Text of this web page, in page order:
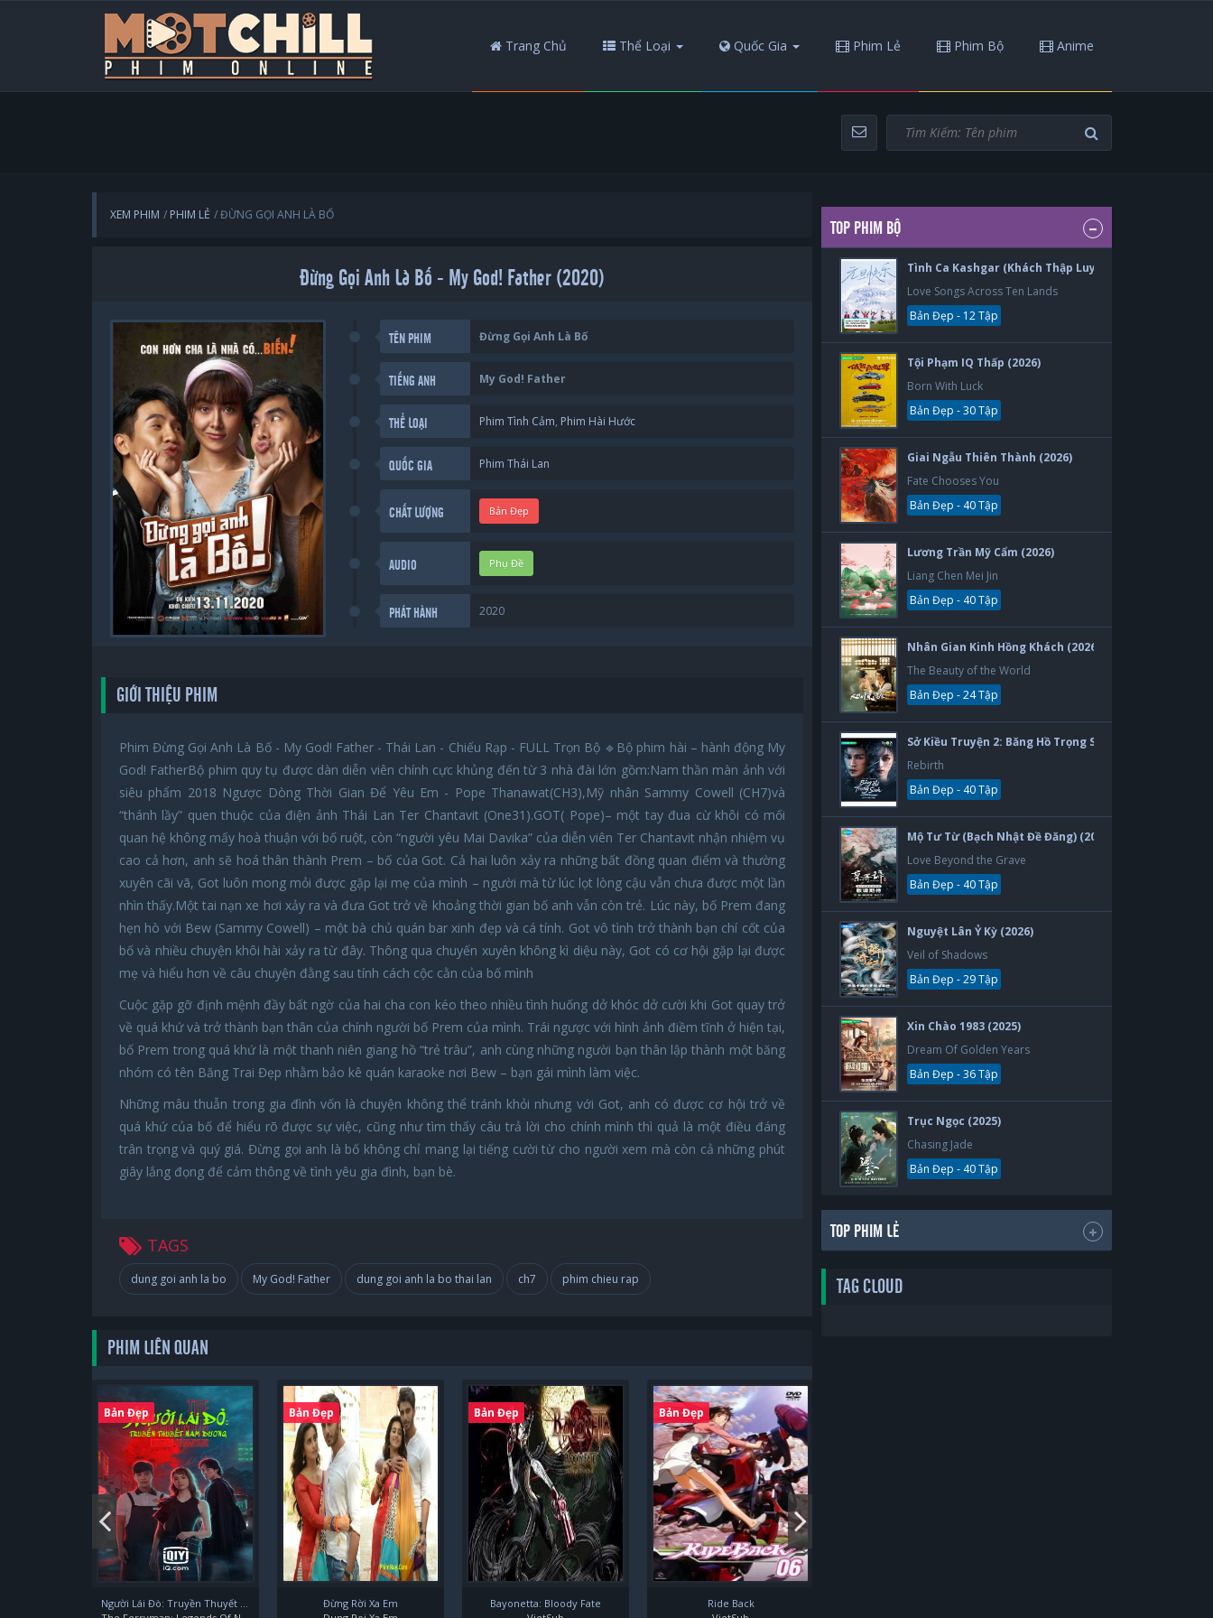
Trang Chủ Thể Loại Quốc Gia Phim Lẻ Phim Bộ Anime
XEM PHIM PHIM LẺ ĐỪNG GỌI ANH LÀ BỐ
Đừng Gọi Anh Là Bố - My God! Father (2020)
TÊN PHIM Đừng Gọi Anh Là Bố
TIẾNG ANH My God! Father
THỂ LOẠI Phim Tình Cảm, Phim Hài Hước
QUỐC GIA Phim Thái Lan
CHẤT LƯỢNG Bản Đẹp
AUDIO Phụ Đề
PHÁT HÀNH 2020
GIỚI THIỆU PHIM
Phim Đừng Gọi Anh Là Bố - My God! Father - Thái Lan - Chiếu Rạp - FULL Trọn Bộ 🔹️Bộ phim hài – hành động My
God! FatherBộ phim quy tụ được dàn diễn viên chính cực khủng đến từ 3 nhà đài lớn gồm:Nam thần màn ảnh với
siêu phẩm 2018 Ngược Dòng Thời Gian Để Yêu Em - Pope Thanawat(CH3),Mỹ nhân Sammy Cowell (CH7)và
“thánh lầy” quen thuộc của điện ảnh Thái Lan Ter Chantavit (One31).GOT( Pope)– một tay đua cừ khôi có mối
quan hệ không mấy hoà thuận với bố ruột, còn “người yêu Mai Davika” của diễn viên Ter Chantavit nhận nhiệm vụ
cao cả hơn, anh sẽ hoá thân thành Prem – bố của Got. Cả hai luôn xảy ra những bất đồng quan điểm và thường
xuyên cãi vã, Got luôn mong mỏi được gặp lại mẹ của mình – người mà từ lúc lọt lòng cậu vẫn chưa được một lần
nhìn thấy.Một tai nạn xe hơi xảy ra và đưa Got trở về khoảng thời gian bố anh vẫn còn trẻ. Lúc này, bố Prem đang
hẹn hò với Bew (Sammy Cowell) – một bà chủ quán bar xinh đẹp và cá tính. Got vô tình trở thành bạn chí cốt của
bố và nhiều chuyện khôi hài xảy ra từ đây. Thông qua chuyến xuyên không kì diệu này, Got có cơ hội gặp lại được
mẹ và hiểu hơn về câu chuyện đằng sau tính cách cộc cằn của bố mình
Cuộc gặp gỡ định mệnh đầy bất ngờ của hai cha con kéo theo nhiều tình huống dở khóc dở cười khi Got quay trở
về quá khứ và trở thành bạn thân của chính người bố Prem của mình. Trái ngược với hình ảnh điềm tĩnh ở hiện tại,
bố Prem trong quá khứ là một thanh niên giang hồ “trẻ trâu”, anh cùng những người bạn thân lập thành một băng
nhóm có tên Băng Trai Đẹp nhằm bảo kê quán karaoke nơi Bew – bạn gái mình làm việc.
Những mâu thuẫn trong gia đình vốn là chuyện không thể tránh khỏi nhưng với Got, anh có được cơ hội trở về
quá khứ của bố để hiểu rõ được sự việc, cũng như tìm thấy câu trả lời cho chính mình thì quả là một điều đáng
trân trọng và quý giá. Đừng gọi anh là bố không chỉ mang lại tiếng cười từ cho người xem mà còn cả những phút
giây lắng đọng để cảm thông về tình yêu gia đình, bạn bè.
TAGS
dung goi anh la bo My God! Father dung goi anh la bo thai lan ch7 phim chieu rap
PHIM LIÊN QUAN
Bản Đẹp Bản Đẹp
Đừng Rời Xa Em
Bản Đẹp
Bayonetta: Bloody Fate
Bản Đẹp
Ride Back
TOP PHIM BỘ
Tình Ca Kashgar (Khách Thập Luyến Ca) (2026)
Love Songs Across Ten Lands
Bản Đẹp - 12 Tập
Tội Phạm IQ Thấp (2026)
Born With Luck
Bản Đẹp - 30 Tập
Giai Ngẫu Thiên Thành (2026)
Fate Chooses You
Bản Đẹp - 40 Tập
Lương Trần Mỹ Cẩm (2026)
Liang Chen Mei Jin
Bản Đẹp - 40 Tập
Nhân Gian Kinh Hồng Khách (2026)
The Beauty of the World
Bản Đẹp - 24 Tập
Sở Kiều Truyện 2: Băng Hồ Trọng Sinh (2026)
Rebirth
Bản Đẹp - 40 Tập
Mộ Tư Từ (Bạch Nhật Đề Đăng) (2026)
Love Beyond the Grave
Bản Đẹp - 40 Tập
Nguyệt Lân Ỷ Kỳ (2026)
Veil of Shadows
Bản Đẹp - 29 Tập
Xin Chào 1983 (2025)
Dream Of Golden Years
Bản Đẹp - 36 Tập
Trục Ngọc (2025)
Chasing Jade
Bản Đẹp - 40 Tập
TOP PHIM LẺ
TAG CLOUD